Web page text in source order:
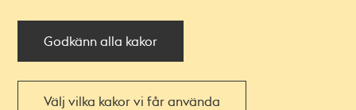
Godkänn alla kakor
Välj vilka kakor vi får använda